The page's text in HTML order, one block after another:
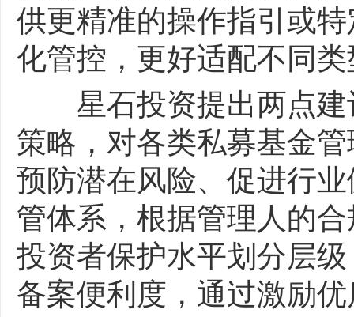
供更精准的操作指引或
化管控，更好适配不同
星石投资提出两点建
策略，对各类私募基金
预防潜在风险、促进行
管体系，根据管理人的
投资者保护水平划分层
备案便利度，通过激励